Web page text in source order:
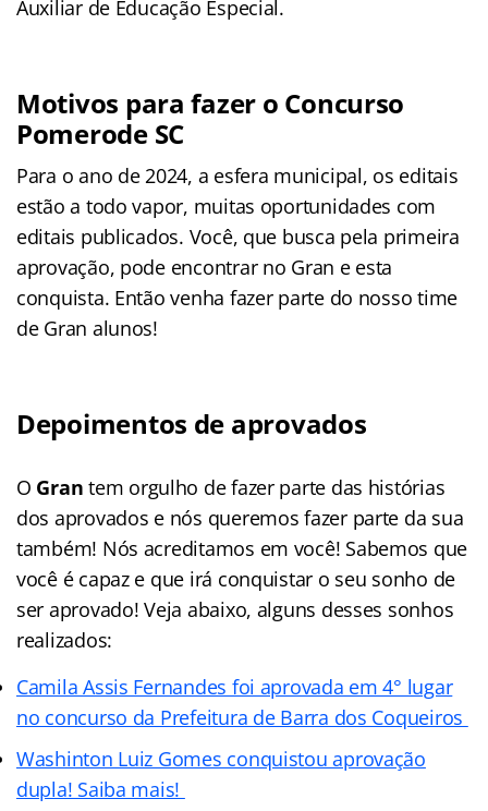
Auxiliar de Educação Especial.
Motivos para fazer o Concurso
Pomerode SC
Para o ano de 2024, a esfera municipal, os editais
estão a todo vapor, muitas oportunidades com
editais publicados. Você, que busca pela primeira
aprovação, pode encontrar no Gran e esta
conquista. Então venha fazer parte do nosso time
de Gran alunos!
Depoimentos de aprovados
O Gran tem orgulho de fazer parte das histórias
dos aprovados e nós queremos fazer parte da sua
também! Nós acreditamos em você! Sabemos que
você é capaz e que irá conquistar o seu sonho de
ser aprovado! Veja abaixo, alguns desses sonhos
realizados:
Camila Assis Fernandes foi aprovada em 4° lugar
no concurso da Prefeitura de Barra dos Coqueiros
Washinton Luiz Gomes conquistou aprovação
dupla! Saiba mais!